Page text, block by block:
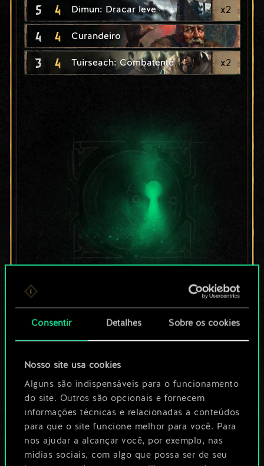
Consentir Detalhes Sobre os cookies
Nosso site usa cookies
Alguns são indispensáveis para o funcionamento
do site. Outros são opcionais e fornecem
informações técnicas e relacionadas a conteúdos
para que o site funcione melhor para você. Para
nos ajudar a alcançar você, por exemplo, nas
mídias sociais, com algo que possa ser de seu
5 4 Dimun: Dracar leve x2
4 4 Curandeiro
3 4 Tuirseach: Combatente x2
Por enquanto, isto é
apenas um conjunto
de cartas
compartilhado.
No entanto, dá para
ser muito mais!